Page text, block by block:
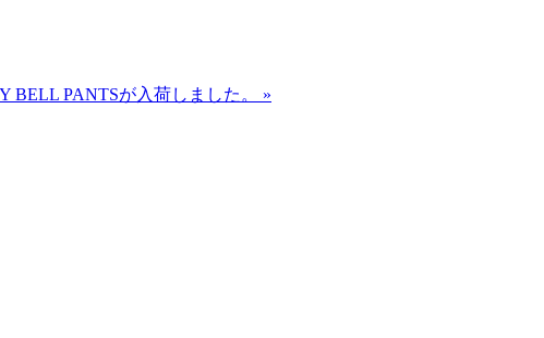
BELL PANTSが入荷しました。 »